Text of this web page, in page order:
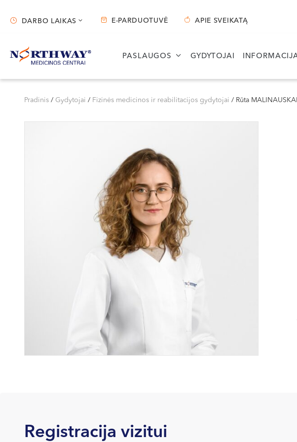
Darbo laikas
Vilnius
S. Žukausko g. 19
Darbo laikas:
Kaunas
Miško g. 25A
Darbo laikas:
VII --
DARBO LAIKAS E-PARDUOTUVĖ APIE SVEIKATĄ
PASLAUGOS GYDYTOJAI
Pradinis / Gydytojai / Fizinės medicinos ir reabilitacijos gydytojai / Rūta
Registracija vizitui